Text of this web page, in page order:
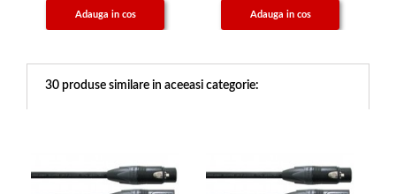
Adauga in cos Adauga in cos
30 produse similare in aceeasi categorie: